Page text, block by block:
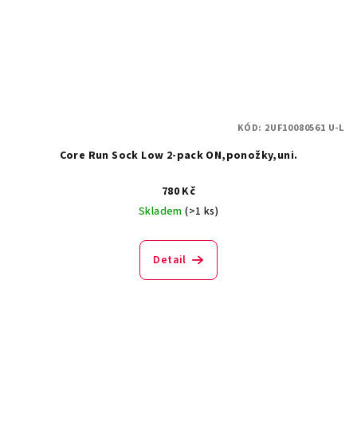
Core Run Sock Low 2-pack ON,ponožky,uni.
780 Kč
Skladem(>1 ks)
Detail
KÓD: 2UF10080561 U-L